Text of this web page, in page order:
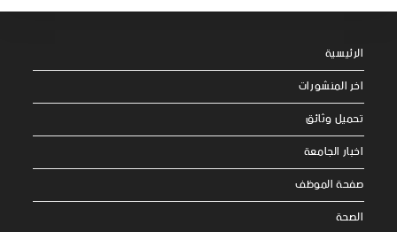
الرئيسية
اخر المنشورات
تحميل وثائق
اخبار الجامعة
صفحة الموظف
الصحة